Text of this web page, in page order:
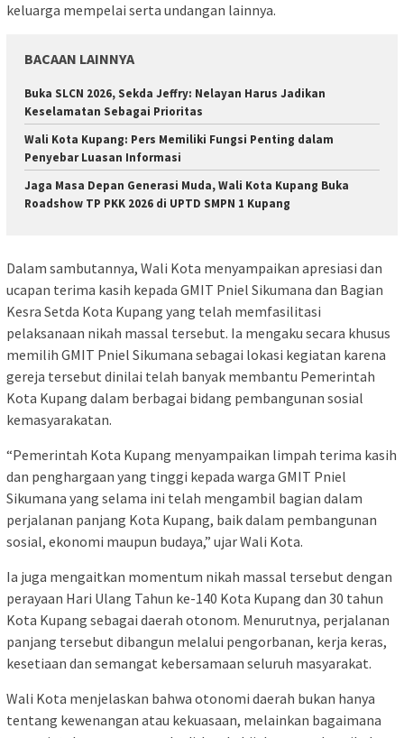
keluarga mempelai serta undangan lainnya.
BACAAN LAINNYA
Buka SLCN 2026, Sekda Jeffry: Nelayan Harus Jadikan
Keselamatan Sebagai Prioritas
Wali Kota Kupang: Pers Memiliki Fungsi Penting dalam
Penyebar Luasan Informasi
Jaga Masa Depan Generasi Muda, Wali Kota Kupang Buka
Roadshow TP PKK 2026 di UPTD SMPN 1 Kupang
Dalam sambutannya, Wali Kota menyampaikan apresiasi dan
ucapan terima kasih kepada GMIT Pniel Sikumana dan Bagian
Kesra Setda Kota Kupang yang telah memfasilitasi
pelaksanaan nikah massal tersebut. Ia mengaku secara khusus
memilih GMIT Pniel Sikumana sebagai lokasi kegiatan karena
gereja tersebut dinilai telah banyak membantu Pemerintah
Kota Kupang dalam berbagai bidang pembangunan sosial
kemasyarakatan.
“Pemerintah Kota Kupang menyampaikan limpah terima kasih
dan penghargaan yang tinggi kepada warga GMIT Pniel
Sikumana yang selama ini telah mengambil bagian dalam
perjalanan panjang Kota Kupang, baik dalam pembangunan
sosial, ekonomi maupun budaya,” ujar Wali Kota.
Ia juga mengaitkan momentum nikah massal tersebut dengan
perayaan Hari Ulang Tahun ke-140 Kota Kupang dan 30 tahun
Kota Kupang sebagai daerah otonom. Menurutnya, perjalanan
panjang tersebut dibangun melalui pengorbanan, kerja keras,
kesetiaan dan semangat kebersamaan seluruh masyarakat.
Wali Kota menjelaskan bahwa otonomi daerah bukan hanya
tentang kewenangan atau kekuasaan, melainkan bagaimana